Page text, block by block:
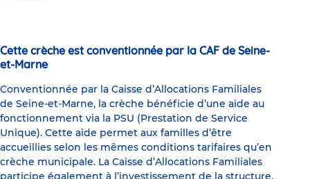
Cette crèche est conventionnée par la CAF de Seine-
et-Marne
Conventionnée par la Caisse d’Allocations Familiales
de Seine-et-Marne, la crèche bénéficie d’une aide au
fonctionnement via la PSU (Prestation de Service
Unique). Cette aide permet aux familles d’être
accueillies selon les mêmes conditions tarifaires qu’en
crèche municipale. La Caisse d’Allocations Familiales
participe également à l’investissement de la structure.